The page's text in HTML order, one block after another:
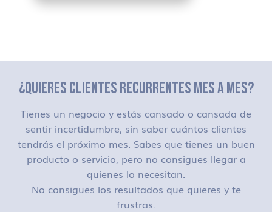
¿QUIERES CLIENTES RECURRENTES MES A MES?
Tienes un negocio y estás cansado o cansada de
sentir incertidumbre, sin saber cuántos clientes
tendrás el próximo mes. Sabes que tienes un buen
producto o servicio, pero no consigues llegar a
quienes lo necesitan.
No consigues los resultados que quieres y te
frustras.